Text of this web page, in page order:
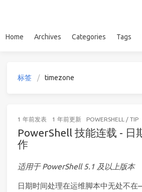
Home Archives Categories Tags
标签 timezone
1 年前发表 1 年前更新 POWERSHELL / TIP
PowerShell 技能连载 - 日
作
适用于 PowerShell 5.1 及以上版本
日期时间处理在运维脚本中无处不